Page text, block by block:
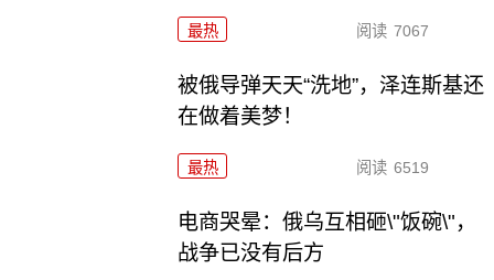
最热 阅读 7067
被俄导弹天天“洗地”，泽连斯基还
在做着美梦！
最热 阅读 6519
电商哭晕：俄乌互相砸\"饭碗\"，
战争已没有后方